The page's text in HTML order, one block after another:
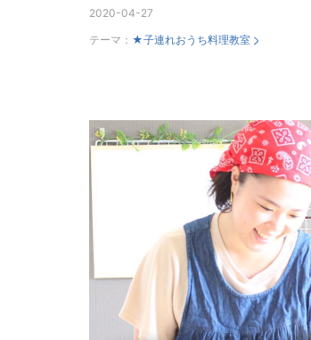
2020-04-27
テーマ： ★子連れおうち料理教室